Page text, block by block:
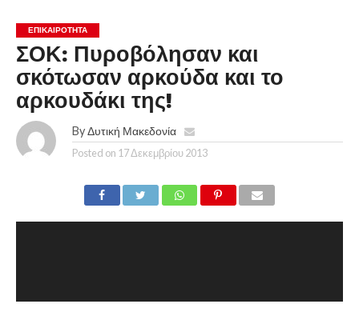
ΕΠΙΚΑΙΡΟΤΗΤΑ
ΣΟΚ: Πυροβόλησαν και
σκότωσαν αρκούδα και το
αρκουδάκι της!
By Δυτική Μακεδονία
Posted on 17 Δεκεμβρίου 2013